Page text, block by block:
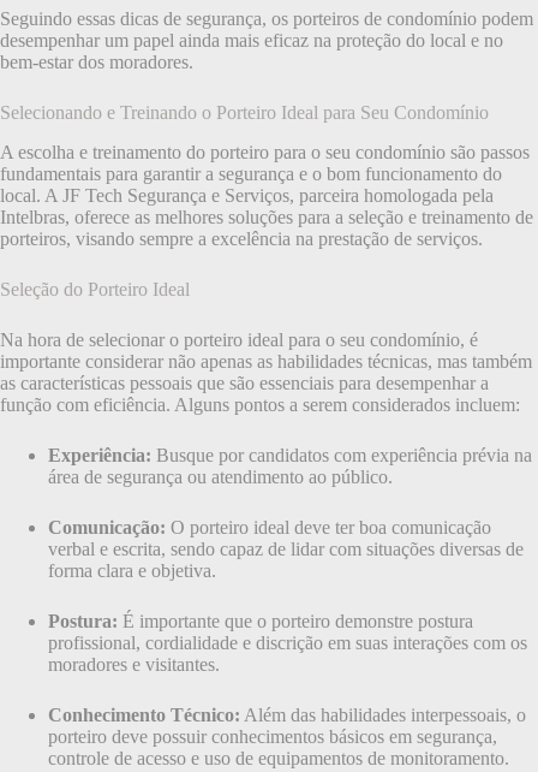
Seguindo essas dicas de segurança, os porteiros de condomínio podem
desempenhar um papel ainda mais eficaz na proteção do local e no
bem-estar dos moradores.
Selecionando e Treinando o Porteiro Ideal para Seu Condomínio
A escolha e treinamento do porteiro para o seu condomínio são passos
fundamentais para garantir a segurança e o bom funcionamento do
local. A JF Tech Segurança e Serviços, parceira homologada pela
Intelbras, oferece as melhores soluções para a seleção e treinamento de
porteiros, visando sempre a excelência na prestação de serviços.
Seleção do Porteiro Ideal
Na hora de selecionar o porteiro ideal para o seu condomínio, é
importante considerar não apenas as habilidades técnicas, mas também
as características pessoais que são essenciais para desempenhar a
função com eficiência. Alguns pontos a serem considerados incluem:
Experiência: Busque por candidatos com experiência prévia na
área de segurança ou atendimento ao público.
Comunicação: O porteiro ideal deve ter boa comunicação
verbal e escrita, sendo capaz de lidar com situações diversas de
forma clara e objetiva.
Postura: É importante que o porteiro demonstre postura
profissional, cordialidade e discrição em suas interações com os
moradores e visitantes.
Conhecimento Técnico: Além das habilidades interpessoais, o
porteiro deve possuir conhecimentos básicos em segurança,
controle de acesso e uso de equipamentos de monitoramento.